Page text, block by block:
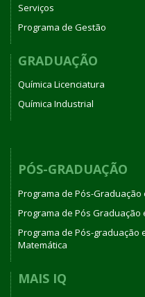
Serviços
Programa de Gestão
GRADUAÇÃO
Química Licenciatura
Química Industrial
PÓS-GRADUAÇÃO
Programa de Pós-Graduação
Programa de Pós Graduação
Programa de Pós-graduação
Matemática
MAIS IQ